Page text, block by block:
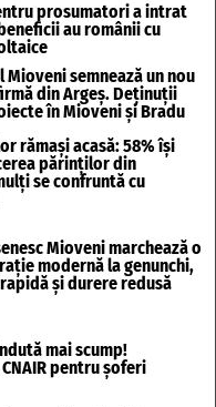
prosumatori a intrat
au românii cu
semnează un nou
din Argeș. Deținuții
în Mioveni și Bradu
rămași acasă: 58% își
părinților din
se confruntă cu
Mioveni marchează o
modernă la genunchi,
și durere redusă
mai scump!
pentru șoferi